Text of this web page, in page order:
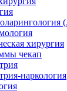
хирургия
чекап
наркология